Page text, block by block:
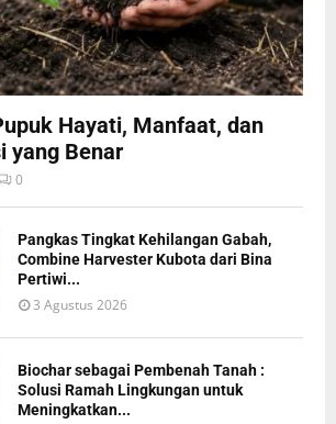
Hayati, Manfaat, dan
yang Benar
0
Pangkas Tingkat Kehilangan Gabah,
Combine Harvester Kubota dari Bina
Pertiwi...
3 Agustus 2026
Biochar sebagai Pembenah Tanah :
Solusi Ramah Lingkungan untuk
Meningkatkan...